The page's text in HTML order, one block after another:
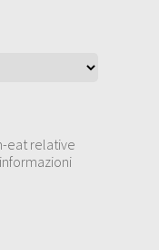
eat relative